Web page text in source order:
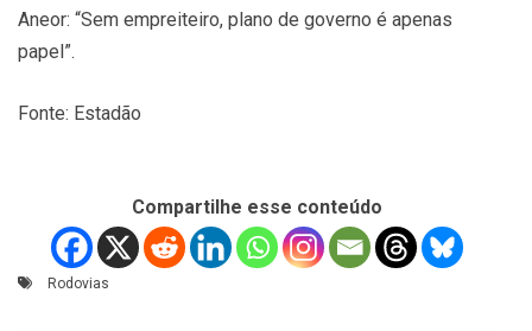
Aneor: “Sem empreiteiro, plano de governo é apenas
papel”.
Fonte: Estadão
Compartilhe esse conteúdo
Rodovias